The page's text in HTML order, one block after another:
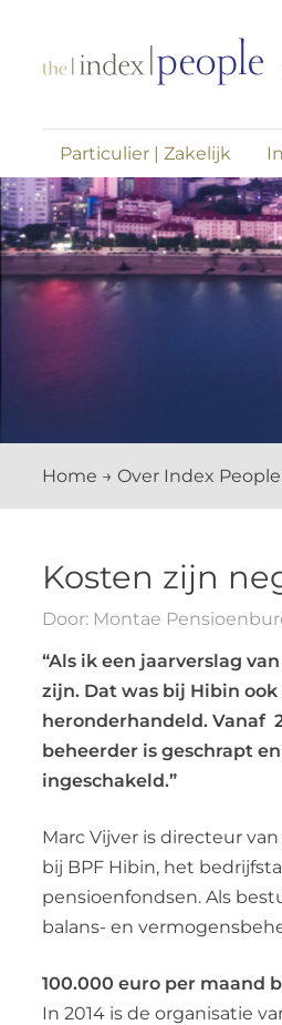
content
Particulier | Zakelijk
Home → Over Index People
Kosten zijn
Door: Montae
“Als ik een jaarverslag
zijn. Dat was bij Hibin
heronderhandeld. Vanaf
beheerder is geschrapt
ingeschakeld.”
Marc Vijver is directeur
bij BPF Hibin, het
pensioenfondsen. Als
balans- en
100.000 euro per maand
In 2014 is de organisatie